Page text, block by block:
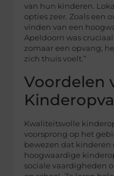
van hun kinderen.
opties zeer. Zoals een
vinden van een
Apeldoorn was
zomaar een opvang;
zich thuis voelt.”
Voordelen
Kwaliteitsvolle
voorsprong op het
bewezen dat kinderen
hoogwaardige
sociale vaardigheden